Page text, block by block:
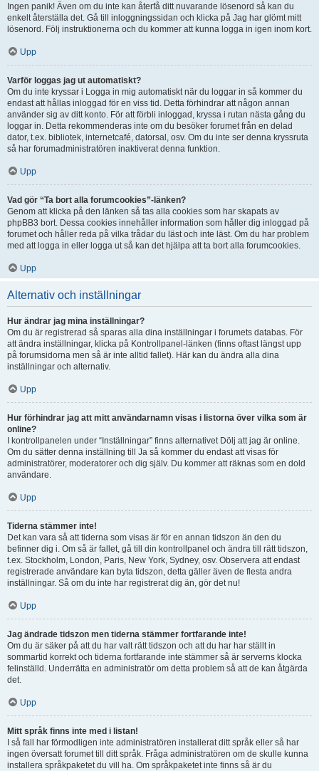
Ingen panik! Även om du inte kan återfå ditt nuvarande lösenord så kan du
enkelt återställa det. Gå till inloggningssidan och klicka på Jag har glömt mitt
lösenord. Följ instruktionerna och du kommer att kunna logga in igen inom kort.
Upp
Varför loggas jag ut automatiskt?
Om du inte kryssar i Logga in mig automatiskt när du loggar in så kommer du
endast att hållas inloggad för en viss tid. Detta förhindrar att någon annan
använder sig av ditt konto. För att förbli inloggad, kryssa i rutan nästa gång du
loggar in. Detta rekommenderas inte om du besöker forumet från en delad
dator, t.ex. bibliotek, internetcafé, datorsal, osv. Om du inte ser denna kryssruta
så har forumadministratören inaktiverat denna funktion.
Upp
Vad gör “Ta bort alla forumcookies”-länken?
Genom att klicka på den länken så tas alla cookies som har skapats av
phpBB3 bort. Dessa cookies innehåller information som håller dig inloggad på
forumet och håller reda på vilka trådar du läst och inte läst. Om du har problem
med att logga in eller logga ut så kan det hjälpa att ta bort alla forumcookies.
Upp
Alternativ och inställningar
Hur ändrar jag mina inställningar?
Om du är registrerad så sparas alla dina inställningar i forumets databas. För
att ändra inställningar, klicka på Kontrollpanel-länken (finns oftast längst upp
på forumsidorna men så är inte alltid fallet). Här kan du ändra alla dina
inställningar och alternativ.
Upp
Hur förhindrar jag att mitt användarnamn visas i listorna över vilka som är
online?
I kontrollpanelen under “Inställningar” finns alternativet Dölj att jag är online.
Om du sätter denna inställning till Ja så kommer du endast att visas för
administratörer, moderatorer och dig själv. Du kommer att räknas som en dold
användare.
Upp
Tiderna stämmer inte!
Det kan vara så att tiderna som visas är för en annan tidszon än den du
befinner dig i. Om så är fallet, gå till din kontrollpanel och ändra till rätt tidszon,
t.ex. Stockholm, London, Paris, New York, Sydney, osv. Observera att endast
registrerade användare kan byta tidszon, detta gäller även de flesta andra
inställningar. Så om du inte har registrerat dig än, gör det nu!
Upp
Jag ändrade tidszon men tiderna stämmer fortfarande inte!
Om du är säker på att du har valt rätt tidszon och att du har har ställt in
sommartid korrekt och tiderna fortfarande inte stämmer så är serverns klocka
felinställd. Underrätta en administratör om detta problem så att de kan åtgärda
det.
Upp
Mitt språk finns inte med i listan!
I så fall har förmodligen inte administratören installerat ditt språk eller så har
ingen översatt forumet till ditt språk. Fråga administratören om de skulle kunna
installera språkpaketet du vill ha. Om språkpaketet inte finns så är du